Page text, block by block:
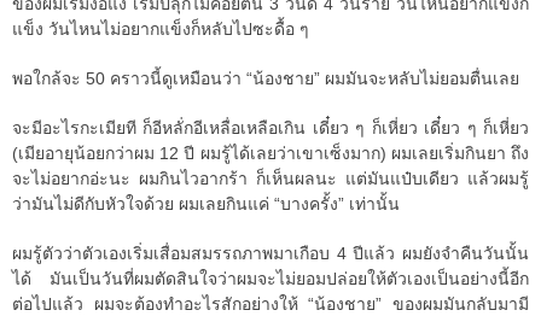
ของผมเริ่มงอแง เริ่มปลุกไม่ค่อยตื่น 3 วันดี 4 วันร้าย วันไหนอยากแข็งก็
แข็ง วันไหนไม่อยากแข็งก็หลับไปซะดื้อ ๆ
พอใกล้จะ 50 คราวนี้ดูเหมือนว่า “น้องชาย” ผมมันจะหลับไม่ยอมตื่นเลย
จะมีอะไรกะเมียที ก็อีหลั่กอีเหลื่อเหลือเกิน เดี๋ยว ๆ ก็เหี่ยว เดี๋ยว ๆ ก็เหี่ยว
(เมียอายุน้อยกว่าผม 12 ปี ผมรู้ได้เลยว่าเขาเซ็งมาก) ผมเลยเริ่มกินยา ถึง
จะไม่อยากอ่ะนะ ผมกินไวอากร้า ก็เห็นผลนะ แต่มันแป๋บเดียว แล้วผมรู้
ว่ามันไม่ดีกับหัวใจด้วย ผมเลยกินแค่ “บางครั้ง” เท่านั้น
ผมรู้ตัวว่าตัวเองเริ่มเสื่อมสมรรถภาพมาเกือบ 4 ปีแล้ว ผมยังจำคืนวันนั้น
ได้ มันเป็นวันที่ผมตัดสินใจว่าผมจะไม่ยอมปล่อยให้ตัวเองเป็นอย่างนี้อีก
ต่อไปแล้ว ผมจะต้องทำอะไรสักอย่างให้ “น้องชาย” ของผมมันกลับมามี